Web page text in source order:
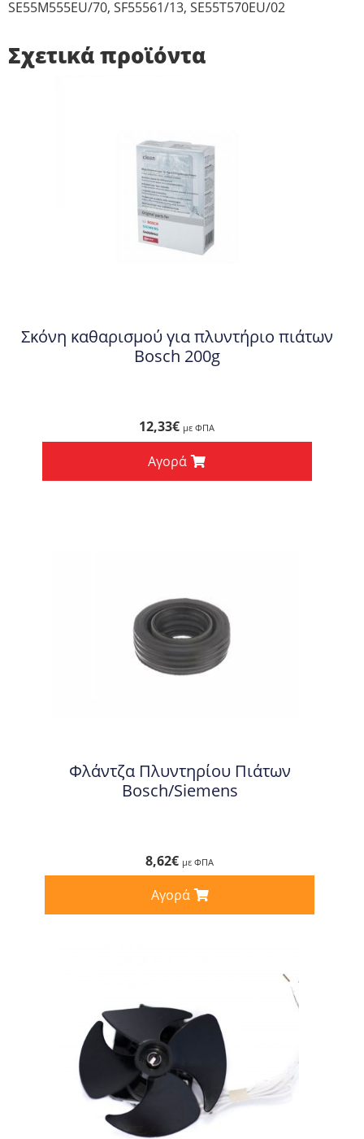
SE55M555EU/70, SF55561/13, SE55T570EU/02
Σχετικά προϊόντα
Σκόνη καθαρισμού για πλυντήριο πιάτων
Bosch 200g
12,33€ με ΦΠΑ
Αγορά
Φλάντζα Πλυντηρίου Πιάτων
Bosch/Siemens
8,62€ με ΦΠΑ
Αγορά